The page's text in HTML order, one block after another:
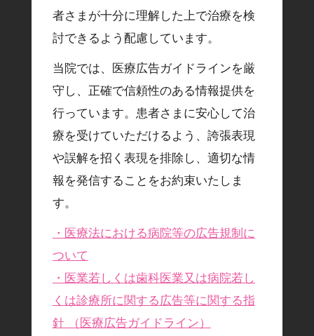
者さまが十分に理解した上で治療を検
討できるよう配慮しています。
当院では、医療広告ガイドラインを厳
守し、正確で信頼性のある情報提供を
行っています。患者さまに安心して治
療を受けていただけるよう、誇張表現
や誤解を招く表現を排除し、適切な情
報を発信することをお約束いたしま
す。
・医療法における病院等の広告規制に
ついて
・医業若しくは歯科医業又は病院若し
くは診療所に関する広告等に関する指
針 （医療広告ガイドライン）